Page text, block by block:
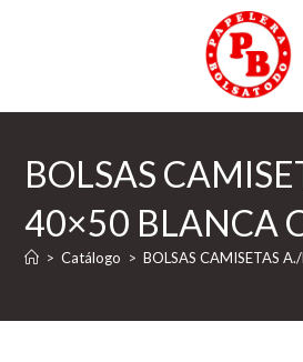
BOLSAS
40×50 BLANCA
> Catálogo > BOLSAS CAMISETAS